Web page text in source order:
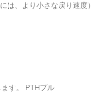
は、より小さな戻り速度）
す。 PTHプル